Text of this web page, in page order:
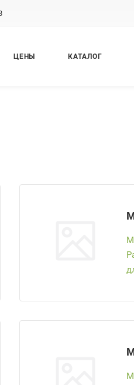
ЦЕНЫ КАТАЛОГ